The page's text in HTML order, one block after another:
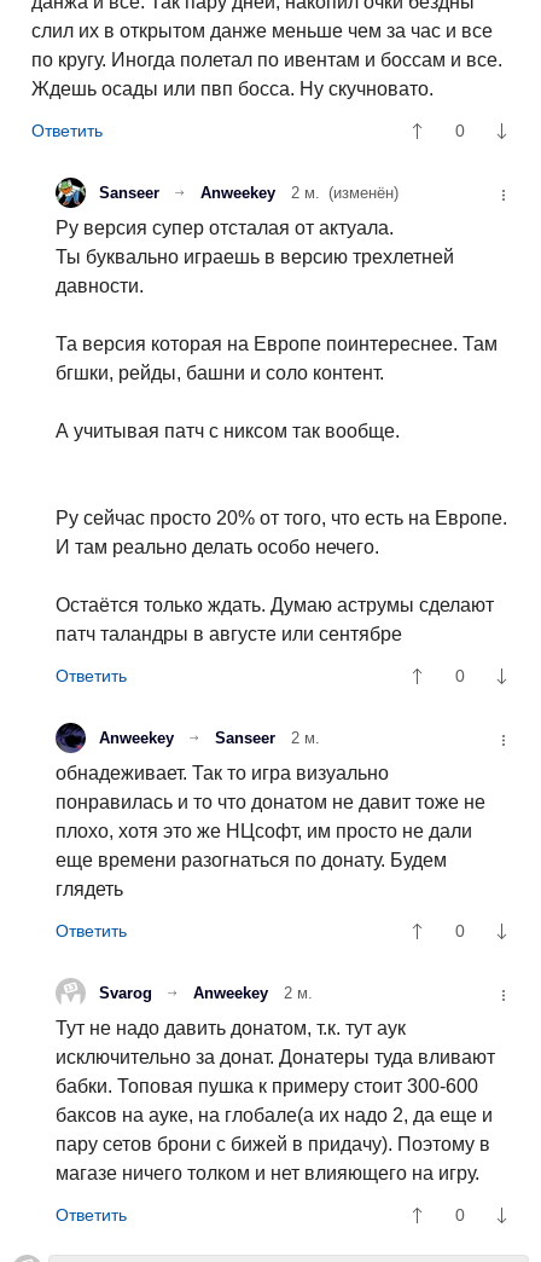
слил их в открытом данже меньше чем за час и все
по кругу. Иногда полетал по ивентам и боссам и все.
Ждешь осады или пвп босса. Ну скучновато.
0
Sanseer Anweekey 2 м. (изменён)
Ру версия супер отсталая от актуала.
Ты буквально играешь в версию трехлетней
давности.
Та версия которая на Европе поинтереснее. Там
бгшки, рейды, башни и соло контент.
А учитывая патч с никсом так вообще.
Ру сейчас просто 20% от того, что есть на Европе.
И там реально делать особо нечего.
Остаётся только ждать. Думаю аструмы сделают
патч таландры в августе или сентябре
0
Anweekey Sanseer 2 м.
обнадеживает. Так то игра визуально
понравилась и то что донатом не давит тоже не
плохо, хотя это же НЦсофт, им просто не дали
еще времени разогнаться по донату. Будем
глядеть
0
Svarog Anweekey 2 м.
Тут не надо давить донатом, т.к. тут аук
исключительно за донат. Донатеры туда вливают
бабки. Топовая пушка к примеру стоит 300-600
баксов на ауке, на глобале(а их надо 2, да еще и
пару сетов брони с бижей в придачу). Поэтому в
магазе ничего толком и нет влияющего на игру.
0